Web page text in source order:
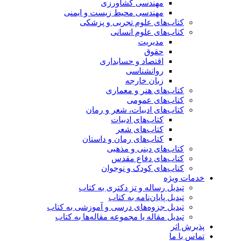
مهندسی کشاورزی
مهندسی محیط زیست و ایمنی
کتاب‌های علوم تجربی و پزشکی
کتاب‌های علوم انسانی
مدیریت
حقوق
اقتصاد و حسابداری
روانشناسی
زبان خارجه
کتاب‌های هنر و معماری
کتاب‌های عمومی
کتاب‌های ادبیات، شعر و رمان
کتاب‌های ادبیات
کتاب‌های شعر
کتاب‌های رمان و داستان
کتاب‌های دینی و مذهبی
کتاب‌های دفاع مقدس
کتاب‌های کودک و نوجوان
خدمات ویژه
تبدیل رساله و تز دکتری به کتاب
تبدیل پایان‌نامه به کتاب
تبدیل جزوه‌های درسی و آموزشی به کتاب
تبدیل مقاله یا مجموعه مقاله‌ها به کتاب
پذیرش اثر
تماس با ما